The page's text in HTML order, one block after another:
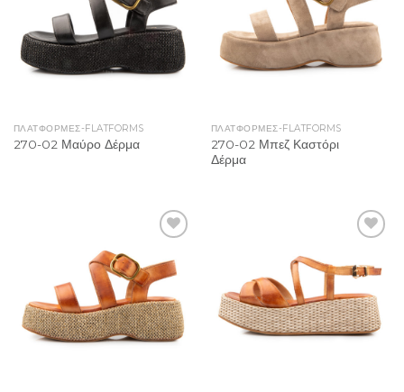
ΠΛΑΤΦΌΡΜΕΣ-FLATFORMS
270-02 Μαύρο Δέρμα
ΠΛΑΤΦΌΡΜΕΣ-FLATFORMS
270-02 Μπεζ Καστόρι
Δέρμα
Wishlist
Wishlist